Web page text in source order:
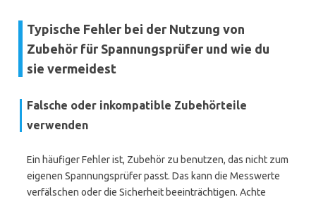
Typische Fehler bei der Nutzung von
Zubehör für Spannungsprüfer und wie du
sie vermeidest
Falsche oder inkompatible Zubehörteile
verwenden
Ein häufiger Fehler ist, Zubehör zu benutzen, das nicht zum
eigenen Spannungsprüfer passt. Das kann die Messwerte
verfälschen oder die Sicherheit beeinträchtigen. Achte